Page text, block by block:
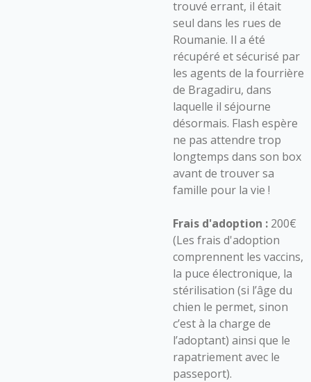
trouvé errant, il était
seul dans les rues de
Roumanie. Il a été
récupéré et sécurisé par
les agents de la fourrière
de Bragadiru, dans
laquelle il séjourne
désormais. Flash espère
ne pas attendre trop
longtemps dans son box
avant de trouver sa
famille pour la vie !
Frais d'adoption : 200€
(Les frais d'adoption
comprennent les vaccins,
la puce électronique, la
stérilisation (si l’âge du
chien le permet, sinon
c’est à la charge de
l’adoptant) ainsi que le
rapatriement avec le
passeport).